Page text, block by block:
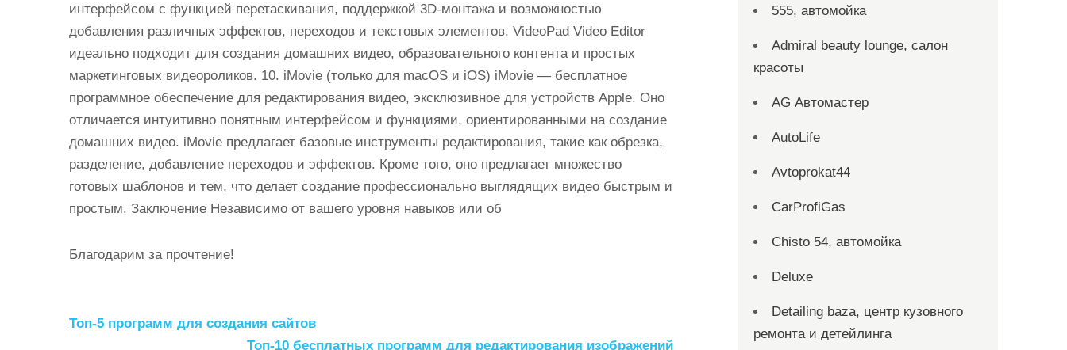
интерфейсом с функцией перетаскивания, поддержкой 3D-монтажа и возможностью
добавления различных эффектов, переходов и текстовых элементов. VideoPad Video Editor
идеально подходит для создания домашних видео, образовательного контента и простых
маркетинговых видеороликов. 10. iMovie (только для macOS и iOS) iMovie — бесплатное
программное обеспечение для редактирования видео, эксклюзивное для устройств Apple. Оно
отличается интуитивно понятным интерфейсом и функциями, ориентированными на создание
домашних видео. iMovie предлагает базовые инструменты редактирования, такие как обрезка,
разделение, добавление переходов и эффектов. Кроме того, оно предлагает множество
готовых шаблонов и тем, что делает создание профессионально выглядящих видео быстрым и
простым. Заключение Независимо от вашего уровня навыков или об
Благодарим за прочтение!
Н
Топ-5 программ для создания сайтов
Топ-10 бесплатных программ для редактирования изображений
555, автомойка
Admiral beauty lounge, салон
красоты
AG Автомастер
AutoLife
Avtoprokat44
CarProfiGas
Chisto 54, автомойка
Deluxe
Detailing baza, центр кузовного
ремонта и детейлинга